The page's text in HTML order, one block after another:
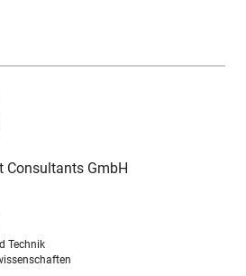
Consultants GmbH
Technik